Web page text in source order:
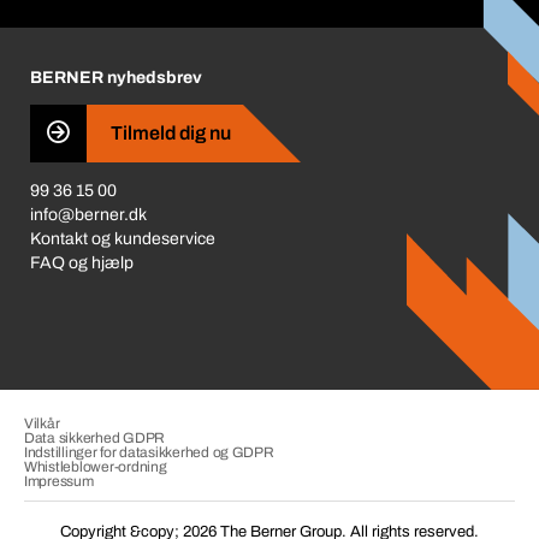
Prisjustering 2026
Business Conduct
BERNER nyhedsbrev
Tilmeld dig nu
99 36 15 00
info@berner.dk
Kontakt og kundeservice
FAQ og hjælp
Copyright &copy; 2026 The Berner Group. All rights reserved.
Vilkår
Data sikkerhed GDPR
Indstillinger for datasikkerhed og GDPR
Whistleblower-ordning
Impressum